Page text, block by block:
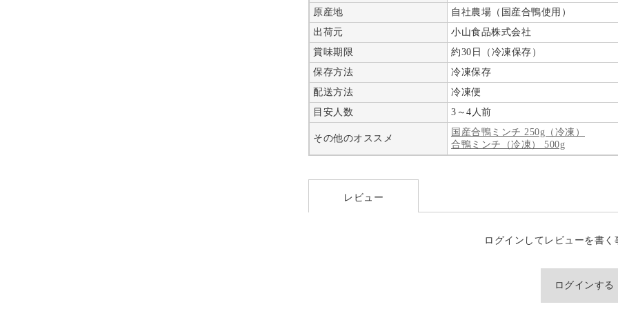
原産地
自社農場（国産合鴨使用）
出荷元
小山食品株式会社
賞味期限
約30日（冷凍保存）
保存方法
冷凍保存
配送方法
冷凍便
目安人数
3～4人前
その他のオススメ
国産合鴨ミンチ 250g（冷凍）
合鴨ミンチ（冷凍） 500g
レビュー
ログインしてレビューを書く
ログインする